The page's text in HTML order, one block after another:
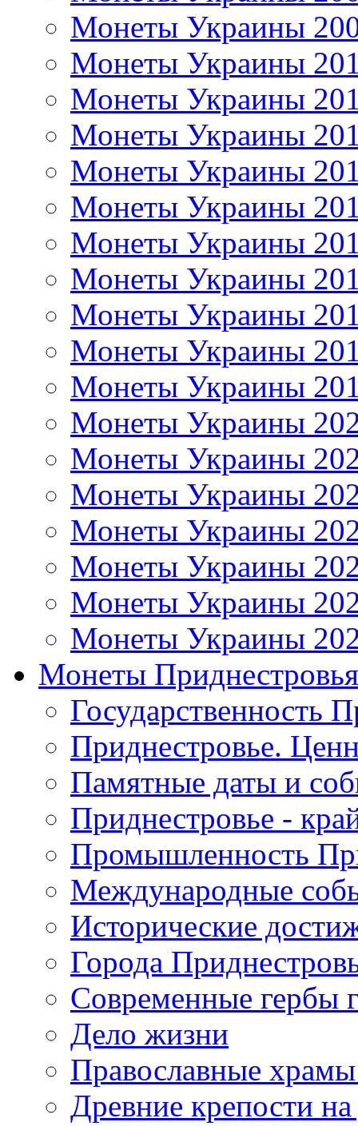
Монеты Украины
Монеты Украины
Монеты Украины
Монеты Украины
Монеты Украины
Монеты Украины
Монеты Украины
Монеты Украины
Монеты Украины
Монеты Украины
Монеты Украины
Монеты Украины
Монеты Украины
Монеты Украины
Монеты Украины
Монеты Украины
Монеты Украины
Монеты Украины
Монеты Приднестровья
Государственность
Приднестровье.
Памятные даты и
Приднестровье -
Промышленность
Международные
Исторические
Города
Современные гербы
Дело жизни
Православные
Древние крепости